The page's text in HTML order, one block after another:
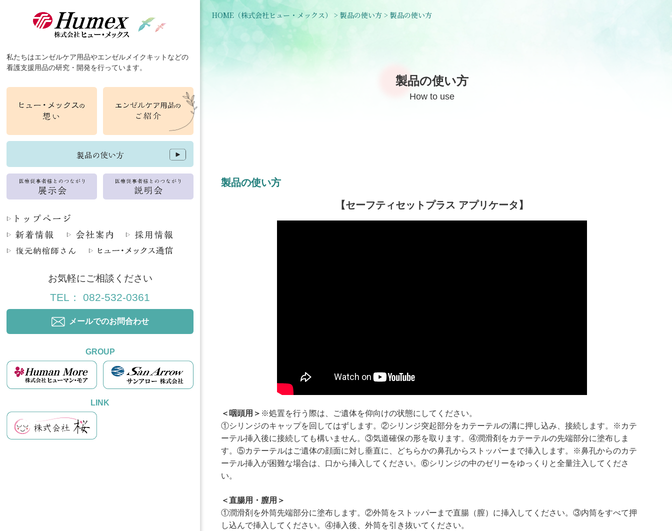
私たちはエンゼルケア用品やエンゼルメイクキット などの
看護支援用品の研究・ 開発を行っています。
お気軽にご相談ください
TEL： 082-532-0361
メールでのお問合わせ
GROUP
LINK
HOME （株式会社ヒュー・メックス） > 製品の使い方 > 製品の使い方
製品の使い方
How to use
製品の使い方
【セーフティセットプラス アプリケータ】
＜咽頭用＞ ※処置を行う際は、ご遺体を仰向けの状態にしてください。
①シリンジのキャップを回してはずします。②シリンジ突起部分をカテーテルの溝に押し込み、接続します。※カテ
ーテル挿入後に接続しても構いません。③気道確保の形を取ります。④潤滑剤をカテーテルの先端部分に塗布しま
す。⑤カテーテルはご遺体の顔面に対し垂直に、どちらかの鼻孔からストッパーまで挿入します。※鼻孔からのカテ
ーテル挿入が困難な場合は、口から挿入してください。⑥シリンジの中のゼリーをゆっくりと全量注入してくださ
い。
＜直腸用・膣用＞
①潤滑剤を外筒先端部分に塗布します。②外筒をストッパーまで直腸（膣）に挿入してください。③内筒をすべて押
し込んで挿入してください。④挿入後、外筒を引き抜いてください。